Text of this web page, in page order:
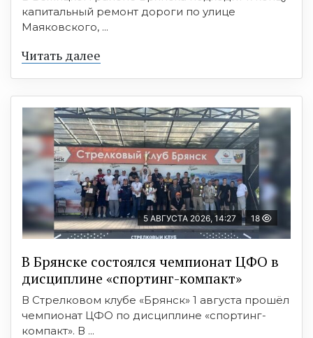
капитальный ремонт дороги по улице
Маяковского, ...
Читать далее
5 АВГУСТА 2026, 14:27 18
В Брянске состоялся чемпионат ЦФО в
дисциплине «спортинг-компакт»
В Стрелковом клубе «Брянск» 1 августа прошёл
чемпионат ЦФО по дисциплине «спортинг-
компакт». В ...